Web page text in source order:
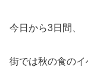
今日から3日間、
街では秋の食のイ